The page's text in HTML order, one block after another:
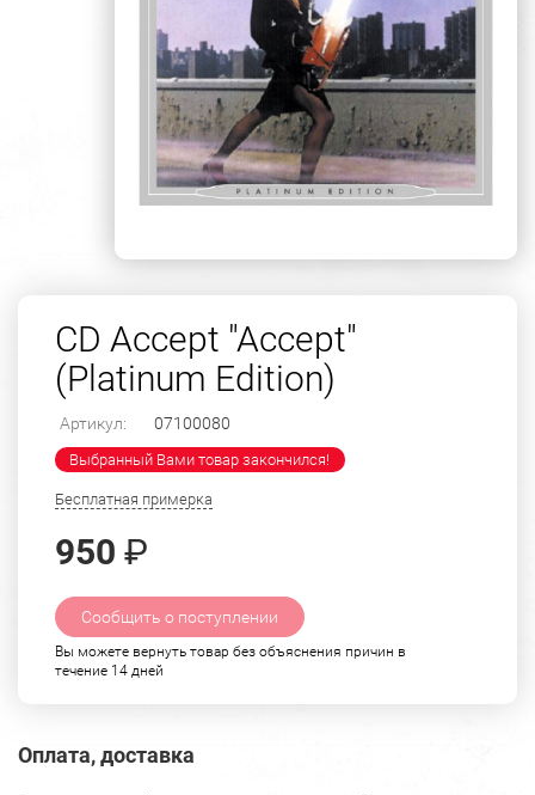
CD Accept "Accept"
(Platinum Edition)
Артикул: 07100080
Выбранный Вами товар закончился!
Бесплатная примерка
950 ₽
Сообщить о поступлении
Вы можете вернуть товар без объяснения причин в
течение 14 дней
Оплата, доставка